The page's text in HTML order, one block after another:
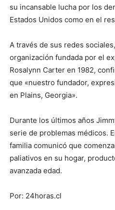
su incansable lucha por los
Estados Unidos como en el
A través de sus redes
organización fundada por el
Rosalynn Carter en 1982,
que «nuestro fundador,
en Plains, Georgia».
Durante los últimos años
serie de problemas médicos.
familia comunicó que
paliativos en su hogar,
avanzada edad.
Por: 24horas.cl